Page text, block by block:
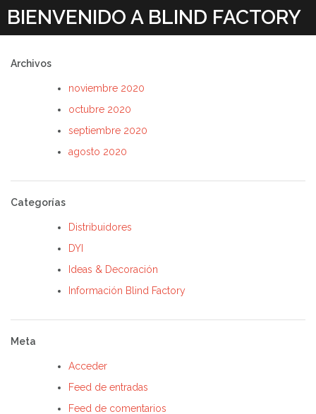
content
BIENVENIDO A BLIND FACTORY
Archivos
noviembre 2020
octubre 2020
septiembre 2020
agosto 2020
Categorías
Distribuidores
DYI
Ideas & Decoración
Información Blind Factory
Meta
Acceder
Feed de entradas
Feed de comentarios